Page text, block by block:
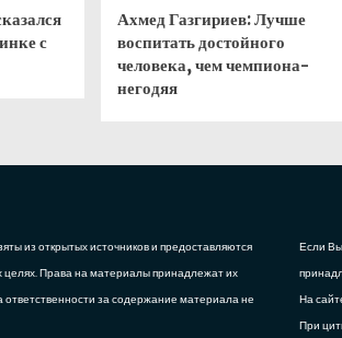
с
Ахмед Газгириев: Лучше
воспитать достойного
человека, чем чемпиона-
негодяя
из открытых источников и предоставляются
целях. Права на материалы принадлежат их
за содержание материала не
Если
На
При